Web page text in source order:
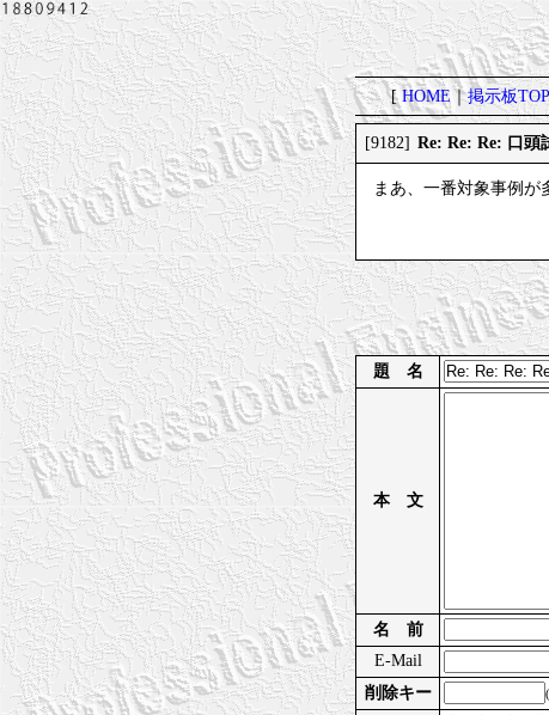
[HOME｜掲示板TOP
[9182] Re: Re: Re: 口頭
まあ、一番対象事例が
題 名
本 文
名 前
E-Mail
削除キー